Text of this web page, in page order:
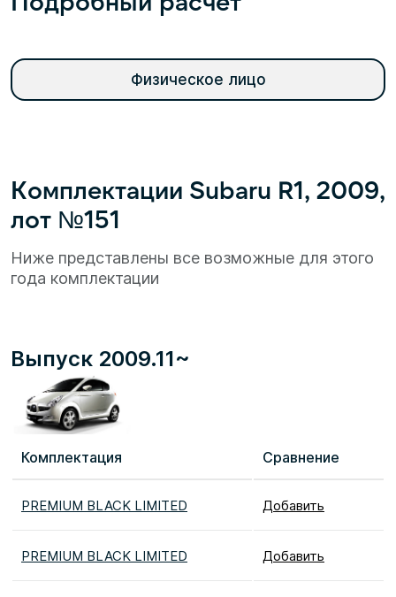
Физическое лицо
Комплектации Subaru R1, 2009,
лот №151
Ниже представлены все возможные для этого
года комплектации
Выпуск 2009.11~
Комплектация Сравнение
PREMIUM BLACK LIMITED Добавить
PREMIUM BLACK LIMITED Добавить